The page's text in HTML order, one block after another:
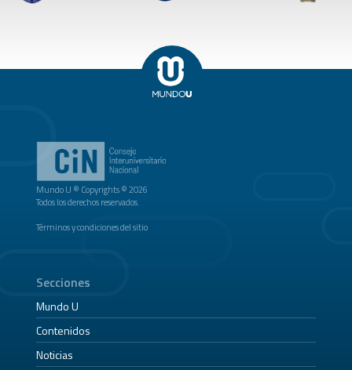
Mundo U ® Copyrights © 2026
Todos los derechos reservados.
Términos y condiciones del sitio
Secciones
Mundo U
Contenidos
Noticias